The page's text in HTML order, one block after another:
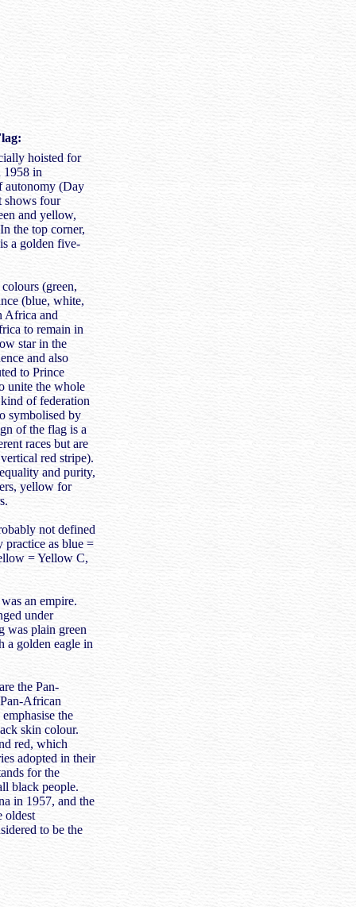
hoisted for
1958 in
autonomy (Day
shows four
and yellow,
the top corner,
a golden five-
(green,
(blue, white,
Africa and
to remain in
star in the
and also
to Prince
unite the whole
of federation
symbolised by
of the flag is a
races but are
red stripe).
and purity,
yellow for
not defined
practice as blue =
= Yellow C,
an empire.
under
was plain green
a golden eagle in
the Pan-
African
the
skin colour.
red, which
adopted in their
for the
black people.
in 1957, and the
oldest
to be the